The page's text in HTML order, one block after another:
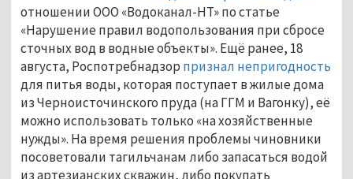
отношении ООО «Водоканал-НТ» по статье
«Нарушение правил водопользования при сбросе
сточных вод в водные объекты». Ещё ранее, 18
августа, Роспотребнадзор признал непригодность
для питья воды, которая поступает в жилые дома
из Черноисточинского пруда (на ГГМ и Вагонку), её
можно использовать только «на хозяйственные
нужды». На время решения проблемы чиновники
посоветовали тагильчанам либо запасаться водой
из артезианских скважин, либо покупать